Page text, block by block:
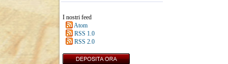
I nostri feed
Atom
RSS 1.0
RSS 2.0